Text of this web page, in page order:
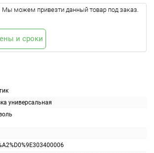
универсальная
Мы можем привезти данный товар под заказ.
и сроки